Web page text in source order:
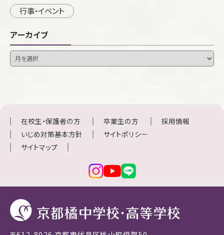
行事・イベント
アーカイブ
在校生・保護者の方 卒業生の方
採用情報
いじめ対策基本方針
サイトポリシー
サイトマップ